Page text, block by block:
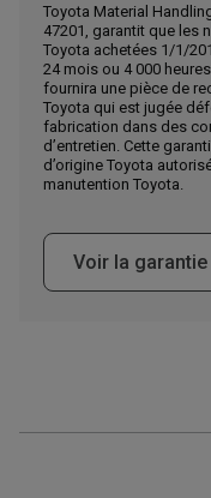
Appelez
Envoyez un
Écrivez-nous
navigation supérieur
Toyota Material
47201, garantit que les
Toyota achetées 1/1/
24 mois ou 4 000
fournira une pièce de
Toyota qui est jugée
fabrication dans des
d’entretien. Cette
d’origine Toyota
manutention Toyota.
Voir la